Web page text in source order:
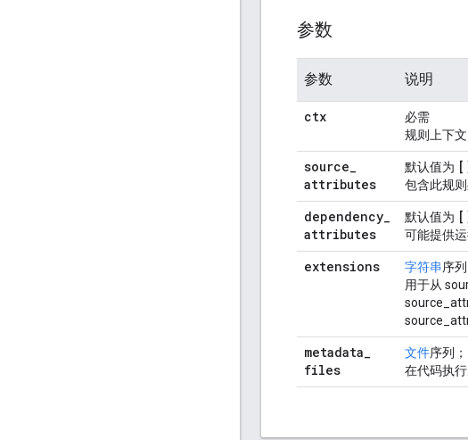
参数
参数 说明
ctx
必需
规则上下文
source_
attributes
默认值为
包含此规
dependency_
attributes
默认值为
可能提供
extensions 字符串序
用于从
metadata_
files
文件序列
在代码执